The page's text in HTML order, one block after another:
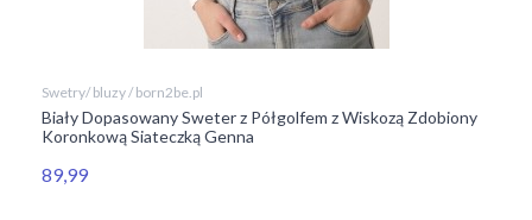
Swetry/ bluzy / born2be.pl
Biały Dopasowany Sweter z Półgolfem z Wiskozą Zdobiony
Koronkową Siateczką Genna
89,99